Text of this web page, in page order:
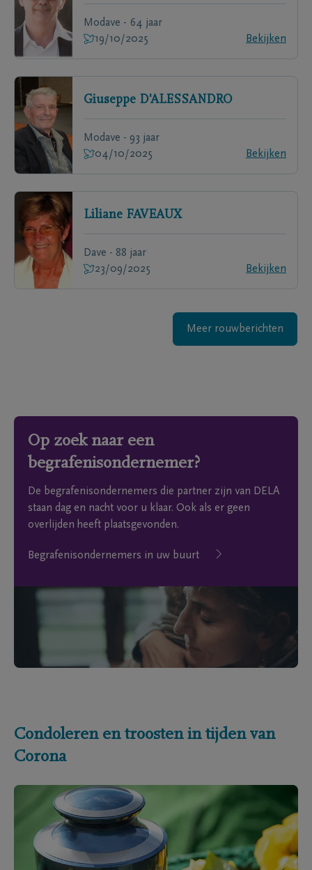
Modave - 64 jaar
19/10/2025
Bekijken
Giuseppe D'ALESSANDRO
Modave - 93 jaar
04/10/2025
Bekijken
Liliane FAVEAUX
Dave - 88 jaar
23/09/2025
Bekijken
Meer rouwberichten
Op zoek naar een
begrafenisondernemer?
De begrafenisondernemers die partner zijn van DELA
staan dag en nacht voor u klaar. Ook als er geen
overlijden heeft plaatsgevonden.
Begrafenisondernemers in uw buurt
Condoleren en troosten in tijden van
Corona